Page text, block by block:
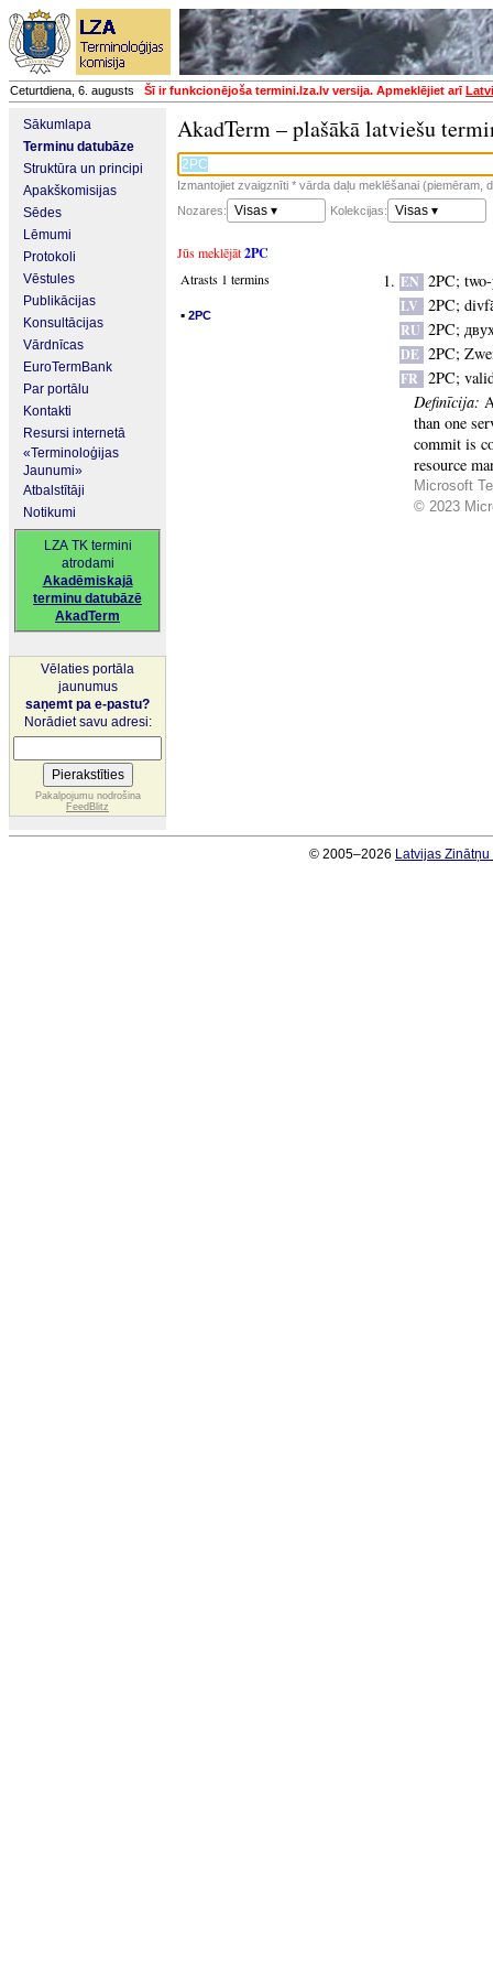
Ceturtdiena, 6. augusts Šī ir funkcionējoša termini.lza.lv versija. Apmeklējiet arī
Sākumlapa
Terminu datubāze
Struktūra un principi
Apakškomisijas
Sēdes
Lēmumi
Protokoli
Vēstules
Publikācijas
Konsultācijas
Vārdnīcas
EuroTermBank
Par portālu
Kontakti
Resursi internetā
«Terminoloģijas
Jaunumi»
Atbalstītāji
Notikumi
LZA TK termini
atrodami
Akadēmiskajā
terminu datubāzē
AkadTerm
Vēlaties portāla
jaunumus
saņemt pa e-pastu?
Norādiet savu adresi:
Pakalpojumu nodrošina
FeedBlitz
AkadTerm – plašākā latviešu
Izmantojiet zvaigznīti * vārda daļu meklēšanai (piemēram,
Nozares:
Visas ▾ Kolekcijas: Visas ▾
Jūs meklējāt2PC
Atrasts 1 termins
▪ 2PC
EN 2PC;
LV 2PC;
RU 2PC;
DE 2PC;
FR 2PC;
Definīcija:
than one
commit is
resource
Microsoft
© 2023
© 2005–2026 Latvijas